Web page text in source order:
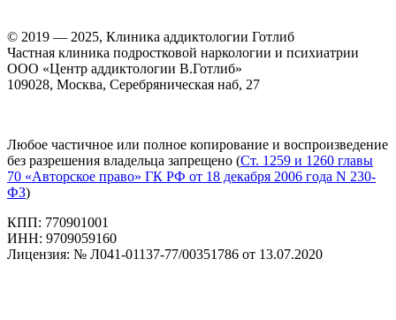
© 2019 — 2025, Клиника аддиктологии Готлиб
Частная клиника подростковой наркологии и психиатрии
ООО «Центр аддиктологии В.Готлиб»
109028, Москва, Серебряническая наб, 27
Любое частичное или полное копирование и воспроизведение
без разрешения владельца запрещено (Ст. 1259 и 1260 главы
70 «Авторское право» ГК РФ от 18 декабря 2006 года N 230-
ФЗ)
КПП: 770901001
ИНН: 9709059160
Лицензия: № Л041-01137-77/00351786 от 13.07.2020